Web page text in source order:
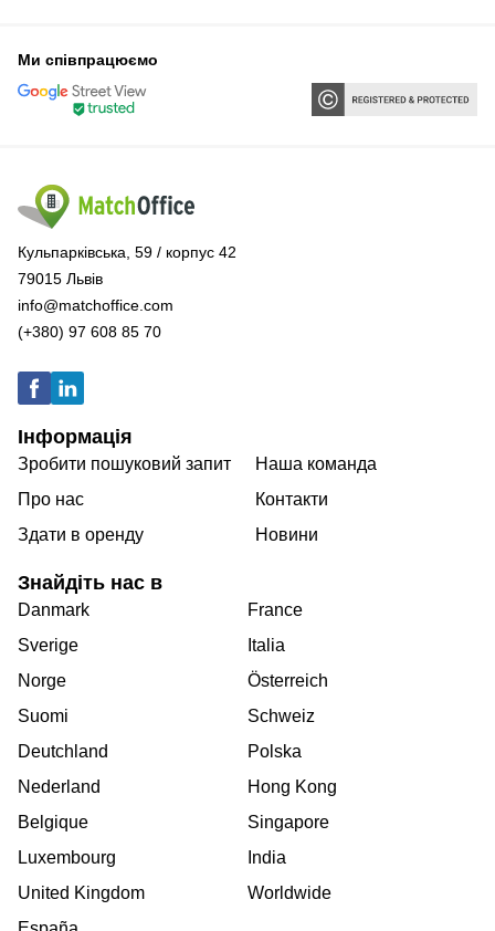
Ми співпрацюємо
Кульпарківська, 59 / корпус 42
79015 Львів
info@matchoffice.com
(+380) 97 608 85 70
Інформація
Зробити пошуковий запит
Про нас
Здати в оренду
Наша команда
Контакти
Новини
Знайдіть нас в
Danmark
Sverige
Norge
Suomi
Deutchland
Nederland
Belgique
Luxembourg
United Kingdom
France
Italia
Österreich
Schweiz
Polska
Hong Kong
Singapore
India
Worldwide